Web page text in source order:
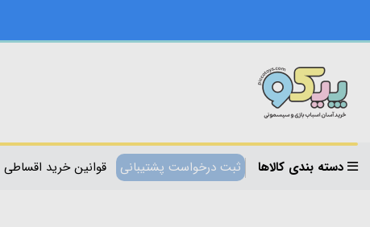
دسته بندی کالاها ثبت درخواست پشتیبانی قوانین خرید اقساطی